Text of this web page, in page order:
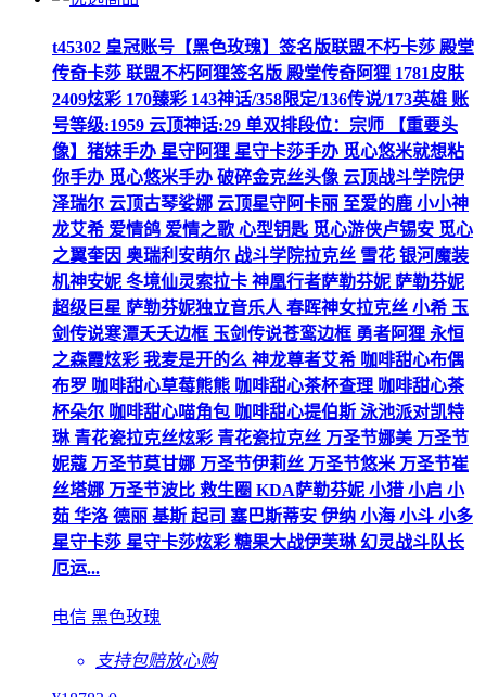
t45302 皇冠账号【黑色玫瑰】签名版联盟不朽卡莎 殿堂
传奇卡莎 联盟不朽阿狸签名版 殿堂传奇阿狸 1781皮肤
2409炫彩 170臻彩 143神话/358限定/136传说/173英雄 账
号等级:1959 云顶神话:29 单双排段位：宗师 【重要头
像】猪妹手办 星守阿狸 星守卡莎手办 觅心悠米就想粘
你手办 觅心悠米手办 破碎金克丝头像 云顶战斗学院伊
泽瑞尔 云顶古琴娑娜 云顶星守阿卡丽 至爱的鹿 小小神
龙艾希 爱情鸽 爱情之歌 心型钥匙 觅心游侠卢锡安 觅心
之翼奎因 奥瑞利安萌尔 战斗学院拉克丝 雪花 银河魔装
机神安妮 冬境仙灵索拉卡 神凰行者萨勒芬妮 萨勒芬妮
超级巨星 萨勒芬妮独立音乐人 春晖神女拉克丝 小希 玉
剑传说寒潭夭夭边框 玉剑传说苍鸾边框 勇者阿狸 永恒
之森霞炫彩 我麦是开的么 神龙尊者艾希 咖啡甜心布偶
布罗 咖啡甜心草莓熊熊 咖啡甜心茶杯查理 咖啡甜心茶
杯朵尔 咖啡甜心喵角包 咖啡甜心提伯斯 泳池派对凯特
琳 青花瓷拉克丝炫彩 青花瓷拉克丝 万圣节娜美 万圣节
妮蔻 万圣节莫甘娜 万圣节伊莉丝 万圣节悠米 万圣节崔
丝塔娜 万圣节波比 救生圈 KDA萨勒芬妮 小猎 小启 小
茹 华洛 德丽 基斯 起司 塞巴斯蒂安 伊纳 小海 小斗 小多
星守卡莎 星守卡莎炫彩 糖果大战伊芙琳 幻灵战斗队长
厄运...
电信 黑色玫瑰
支持包赔放心购